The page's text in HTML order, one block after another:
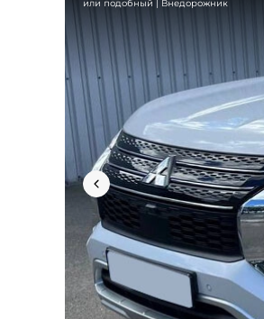
или подобный | Внедорожник